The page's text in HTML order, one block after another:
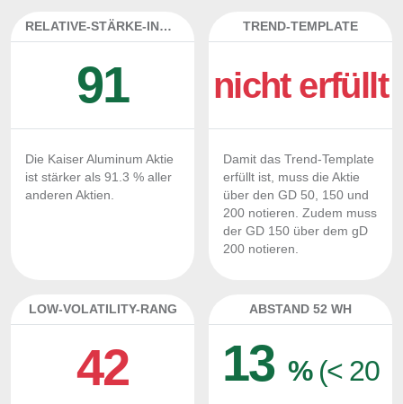
RELATIVE-STÄRKE-INDEX
91
Die Kaiser Aluminum Aktie
ist stärker als 91.3 % aller
anderen Aktien.
TREND-TEMPLATE
nicht erfüllt
Damit das Trend-Template
erfüllt ist, muss die Aktie
über den GD 50, 150 und
200 notieren. Zudem muss
der GD 150 über dem gD
200 notieren.
LOW-VOLATILITY-RANG
42
ABSTAND 52 WH
13% (< 20